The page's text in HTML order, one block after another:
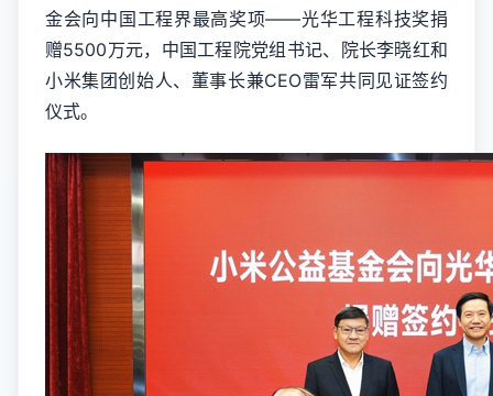
金会向中国工程界最高奖项——光华工程科技奖捐
赠5500万元，中国工程院党组书记、院长李晓红和
小米集团创始人、董事长兼CEO雷军共同见证签约
仪式。